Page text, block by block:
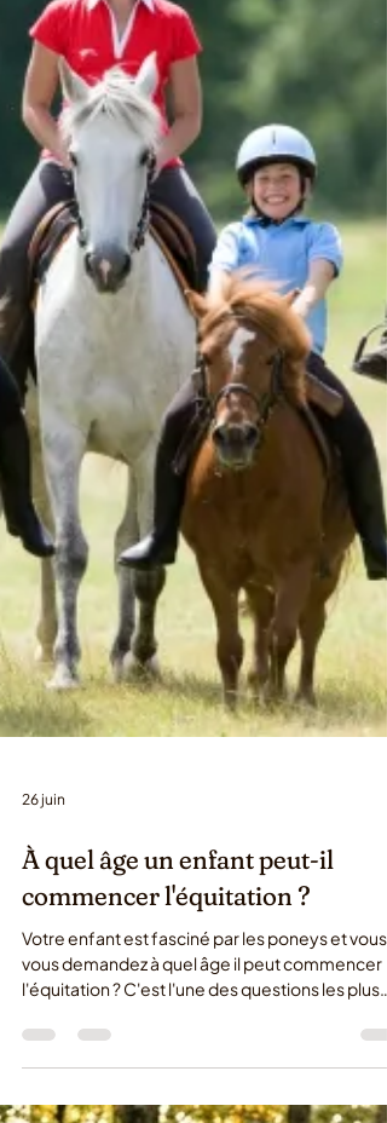
Cavalerie porte ses fruits, mais c'est aussi une
source légitime de stress. Au Haras de la Lisière,
nous savons à quel point cette première fois
impressionner. Pas de panique : avec une bonne
préparation p